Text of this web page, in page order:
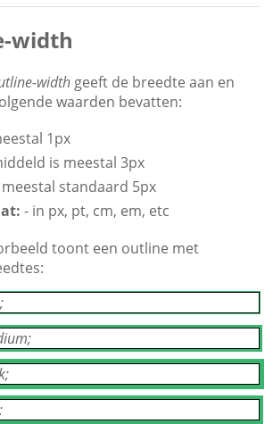
width
width geeft de breedte aan en
waarden bevatten:
1px
is meestal 3px
standaard 5px
- in px, pt, cm, em, etc
toont een outline met